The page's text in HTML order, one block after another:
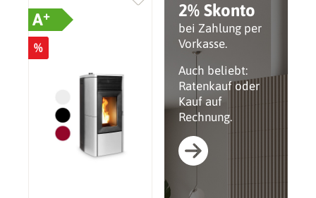
2% Skonto
bei Zahlung per
Vorkasse.
Auch beliebt:
Ratenkauf oder
Kauf auf
Rechnung.
A+
%